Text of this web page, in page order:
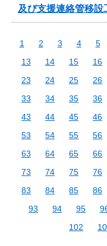
及び支援連絡管移設
1 2 3 4 5
13
14 15 16
23
24 25 26
33
34 35 36
43
44 45 46
53
54 55 56
63
64 65 66
73
74 75 76
83
84 85 86
93
94 95
102